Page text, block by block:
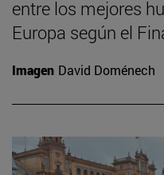
entre los mejores
Europa según el
Imagen David Doménech